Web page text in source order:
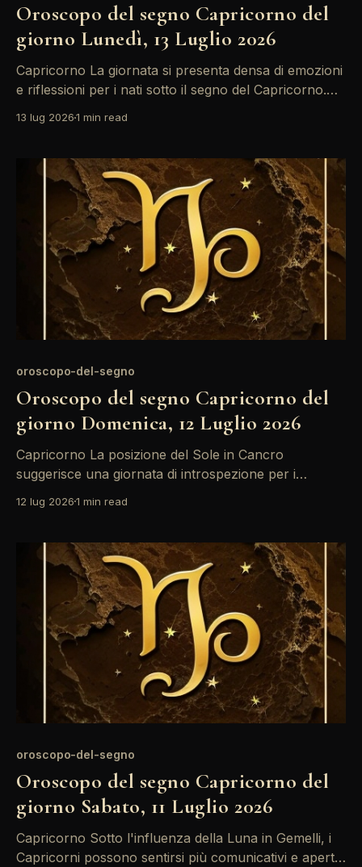
Oroscopo del segno Capricorno del
giorno Lunedì, 13 Luglio 2026
Capricorno La giornata si presenta densa di emozioni
e riflessioni per i nati sotto il segno del Capricorno.
emergere tensioni nel mondo interiore, rendendo
del tempo per riflettere e non forzare le situazioni.
Questo
13 lug 20261 min read
oroscopo-del-segno
Oroscopo del segno Capricorno del
giorno Domenica, 12 Luglio 2026
Capricorno La posizione del Sole in Cancro
suggerisce una giornata di introspezione per i
emergere incomprensioni nel lavoro che
riflettere prima di agire. Sotto l'influenza del Sole in
Cancro, i Capricorni si trovano a dover
12 lug 20261 min read
oroscopo-del-segno
Oroscopo del segno Capricorno del
giorno Sabato, 11 Luglio 2026
Capricorno Sotto l'influenza della Luna in Gemelli, i
Capricorni possono sentirsi più comunicativi e aperti